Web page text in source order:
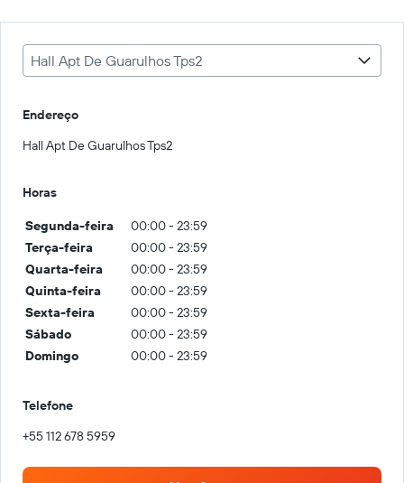
Hall Apt De Guarulhos Tps2
Endereço
Hall Apt De Guarulhos Tps2
Horas
Segunda-feira
00:00 - 23:59
Terça-feira
00:00 - 23:59
Quarta-feira
00:00 - 23:59
Quinta-feira
00:00 - 23:59
Sexta-feira
00:00 - 23:59
Sábado
00:00 - 23:59
Domingo
00:00 - 23:59
Telefone
+55 112 678 5959